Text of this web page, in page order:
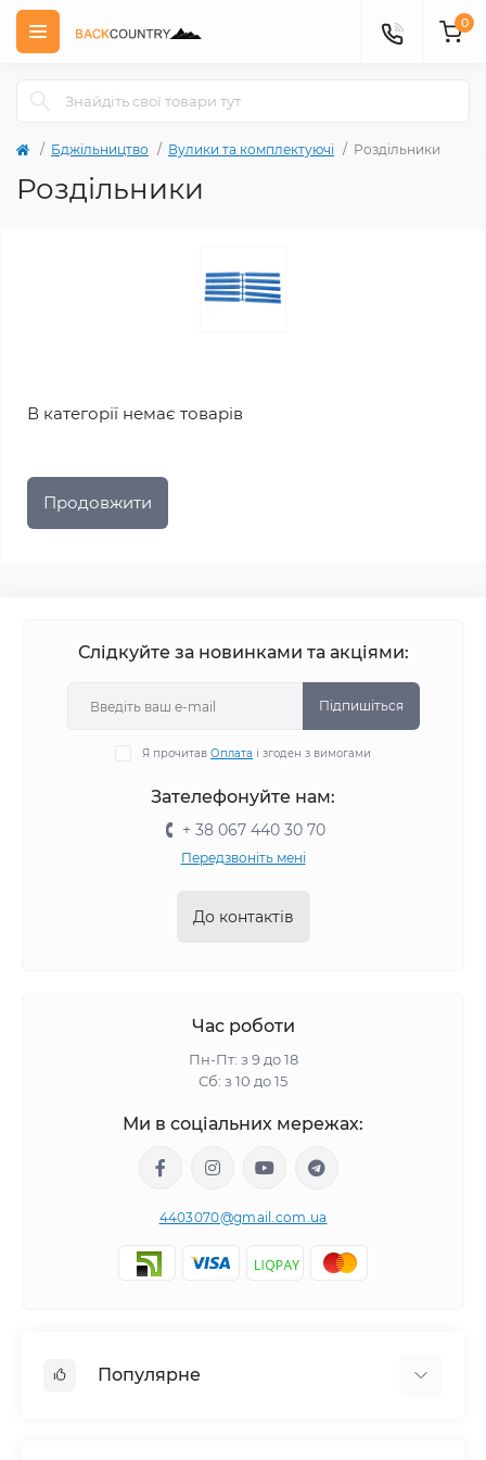
0
Бджільництво Вулики та комплектуючі Роздільники
Роздільники
В категорії немає товарів
Продовжити
Слідкуйте за новинками та акціями:
Підпишіться
Я прочитав Оплата і згоден з вимогами
Зателефонуйте нам:
+ 38 067 440 30 70
Передзвоніть мені
До контактів
Час роботи
Пн-Пт: з 9 до 18
Сб: з 10 до 15
Ми в соціальних мережах:
4403070@gmail.com.ua
Популярне